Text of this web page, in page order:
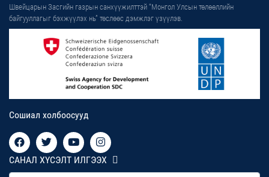
Швейцарын Засгийн газрын санхүүжилттэй “Монгол Улсын төлөөллийн
байгууллагыг бэхжүүлэх нь” төслөөс дэмжлэг үзүүлэв.
Сошиал холбоосууд
САНАЛ ХҮСЭЛТ ИЛГЭЭХ